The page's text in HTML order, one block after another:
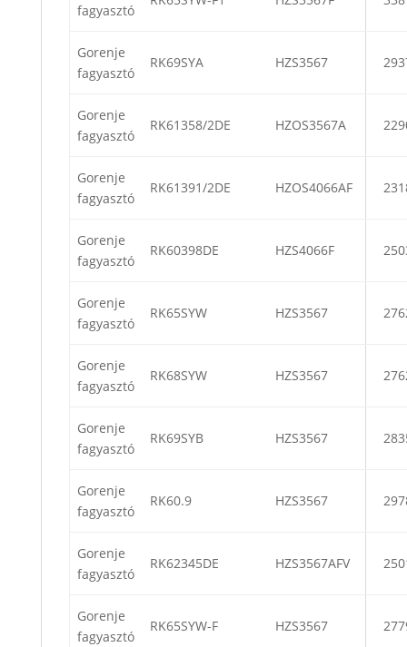
fagyasztó
Gorenje
fagyasztó
RK69SYA HZS3567
Gorenje
fagyasztó
RK61358/2DE HZOS3567A
Gorenje
fagyasztó
RK61391/2DE HZOS4066AF
Gorenje
fagyasztó
RK60398DE HZS4066F
Gorenje
fagyasztó
RK65SYW HZS3567
Gorenje
fagyasztó
RK68SYW HZS3567
Gorenje
fagyasztó
RK69SYB HZS3567
Gorenje
fagyasztó
RK60.9 HZS3567
Gorenje
fagyasztó
RK62345DE HZS3567AFV
Gorenje
fagyasztó
RK65SYW-F HZS3567